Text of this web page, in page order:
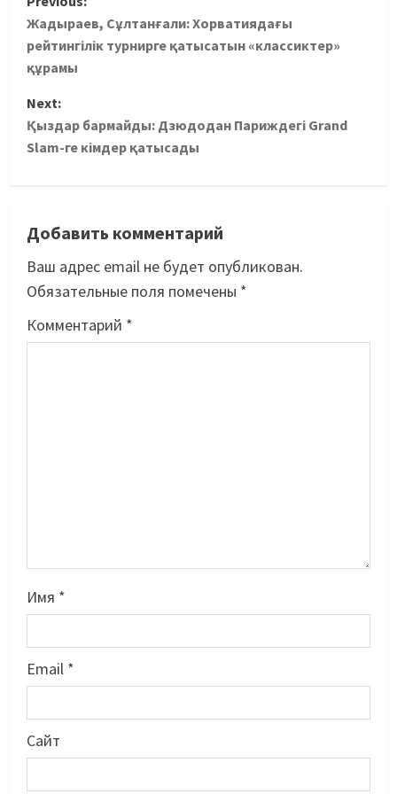
Жадыраев, Сұлтанғали: Хорватиядағы
рейтингілік турнирге қатысатын «классиктер»
құрамы
Next:
Қыздар бармайды: Дзюдодан Париждегі Grand
Slam-ге кімдер қатысады
Добавить комментарий
Ваш адрес email не будет опубликован.
Обязательные поля помечены *
Комментарий *
Имя *
Email *
Сайт
Махмұд пен Сәкен: Азия